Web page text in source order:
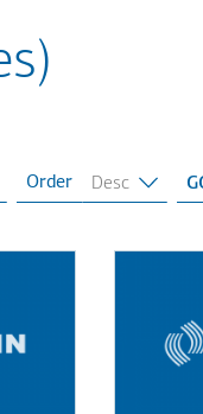
Order